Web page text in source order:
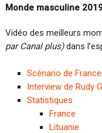
Monde masculine
Vidéo des meilleurs
par Canal plus)dans
Scénario de
Interview de Rudy
Statistiques
France
Lituanie